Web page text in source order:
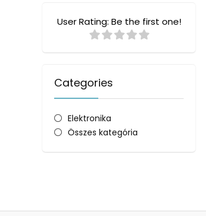
User Rating: Be the first one!
Categories
Elektronika
Összes kategória